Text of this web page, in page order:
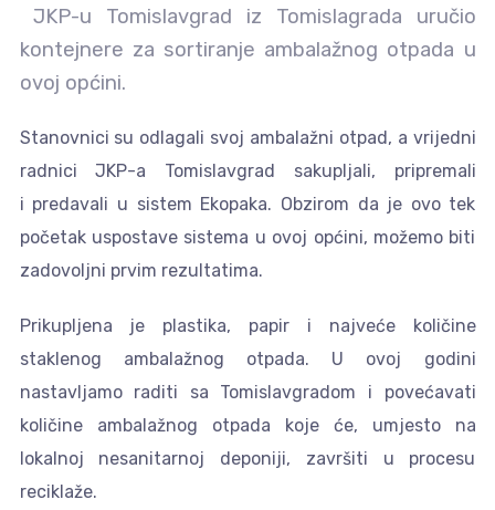
JKP-u Tomislavgrad iz Tomislagrada uručio
kontejnere za sortiranje ambalažnog otpada u
ovoj općini.
Stanovnici su odlagali svoj ambalažni otpad, a vrijedni
radnici JKP-a Tomislavgrad sakupljali, pripremali
i predavali u sistem Ekopaka. Obzirom da je ovo tek
početak uspostave sistema u ovoj općini, možemo biti
zadovoljni prvim rezultatima.
Prikupljena je plastika, papir i najveće količine
staklenog ambalažnog otpada. U ovoj godini
nastavljamo raditi sa Tomislavgradom i povećavati
količine ambalažnog otpada koje će, umjesto na
lokalnoj nesanitarnoj deponiji, završiti u procesu
reciklaže.